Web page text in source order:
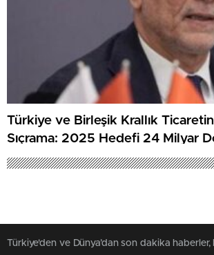
Türkiye ve Birleşik Krallık
Sıçrama: 2025 Hedefi 24 Milyar
Türkiye'den ve Dünya’dan son dakika haberler,